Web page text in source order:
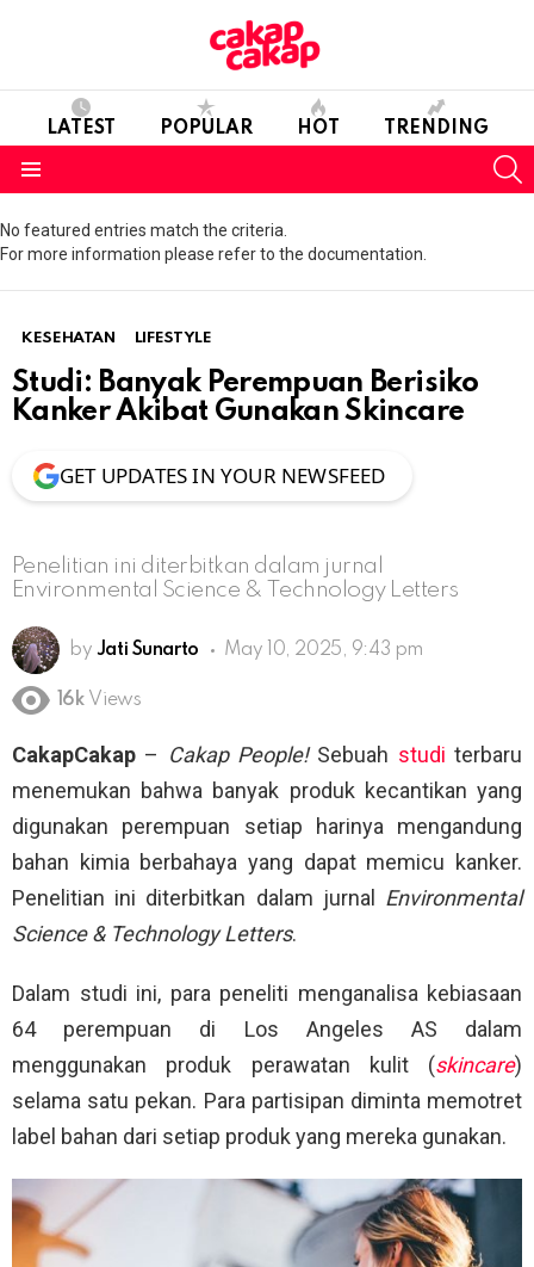
LATEST POPULAR HOT TRENDING
No featured entries match the criteria.
For more information please refer to the documentation.
KESEHATAN LIFESTYLE
Studi: Banyak Perempuan Berisiko
Kanker Akibat Gunakan Skincare
GET UPDATES IN YOUR NEWSFEED
Penelitian ini diterbitkan dalam jurnal
Environmental Science & Technology Letters
by Jati Sunarto May 10, 2025, 9:43 pm
16k Views
CakapCakap – Cakap People!Sebuah studi terbaru
menemukan bahwa banyak produk kecantikan yang
digunakan perempuan setiap harinya mengandung
bahan kimia berbahaya yang dapat memicu kanker.
Penelitian ini diterbitkan dalam jurnal Environmental
Science & Technology Letters.
Dalam studi ini, para peneliti menganalisa kebiasaan
64 perempuan di Los Angeles AS dalam
menggunakan produk perawatan kulit (skincare)
selama satu pekan. Para partisipan diminta memotret
label bahan dari setiap produk yang mereka gunakan.